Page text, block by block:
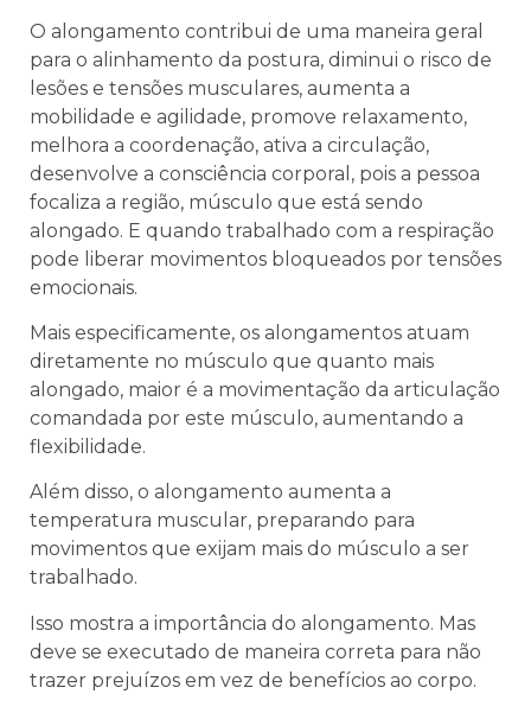
O alongamento contribui de uma maneira geral
para o alinhamento da postura, diminui o risco de
lesões e tensões musculares, aumenta a
mobilidade e agilidade, promove relaxamento,
melhora a coordenação, ativa a circulação,
desenvolve a consciência corporal, pois a pessoa
focaliza a região, músculo que está sendo
alongado. E quando trabalhado com a respiração
pode liberar movimentos bloqueados por tensões
emocionais.
Mais especificamente, os alongamentos atuam
diretamente no músculo que quanto mais
alongado, maior é a movimentação da articulação
comandada por este músculo, aumentando a
flexibilidade.
Além disso, o alongamento aumenta a
temperatura muscular, preparando para
movimentos que exijam mais do músculo a ser
trabalhado.
Isso mostra a importância do alongamento. Mas
deve se executado de maneira correta para não
trazer prejuízos em vez de benefícios ao corpo.